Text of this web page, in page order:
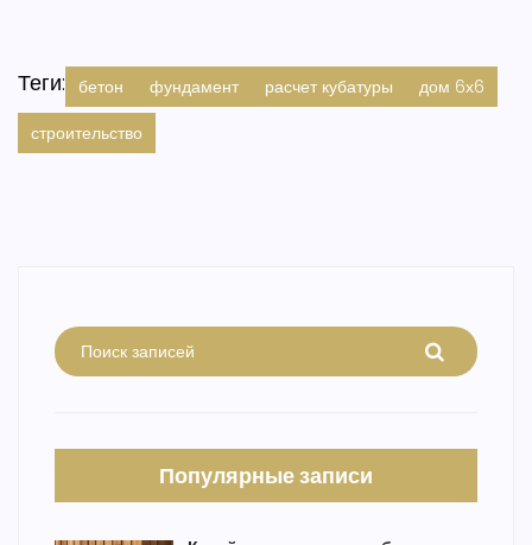
Теги: бетон фундамент расчет кубатуры
дом 6х6
строительство
Популярные записи